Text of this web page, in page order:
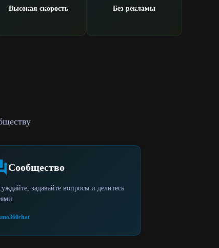
Высокая скорость Без рекламы
Сообщество
задавайте вопросы и делитесь